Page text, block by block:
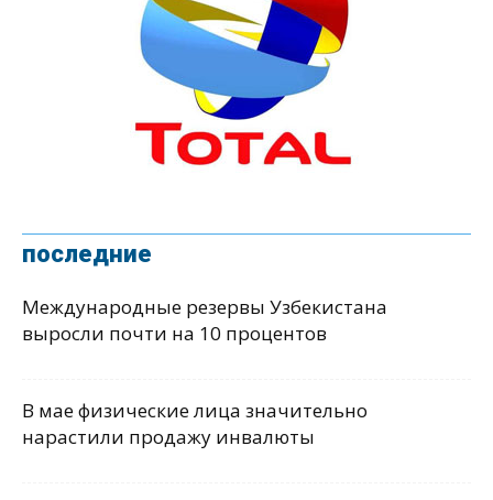
последние
Международные резервы Узбекистана
выросли почти на 10 процентов
В мае физические лица значительно
нарастили продажу инвалюты